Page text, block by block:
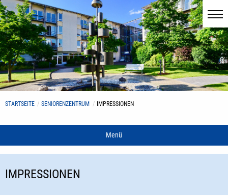
STARTSEITE SENIORENZENTRUM IMPRESSIONEN
Menü
IMPRESSIONEN